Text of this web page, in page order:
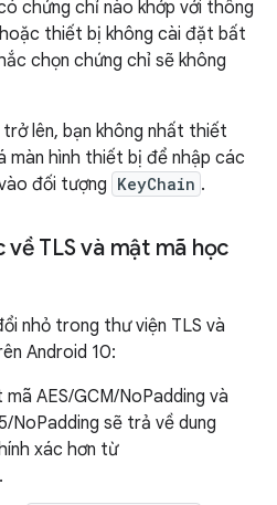
chứng chỉ nào khớp với thông
thiết bị không cài đặt bất
chọn chứng chỉ sẽ không
lên, bạn không nhất thiết
màn hình thiết bị để nhập các
đối tượng KeyChain .
TLS và mật mã học
nhỏ trong thư viện TLS và
Android 10:
AES/GCM/NoPadding và
NoPadding sẽ trả về dung
xác hơn từ
.